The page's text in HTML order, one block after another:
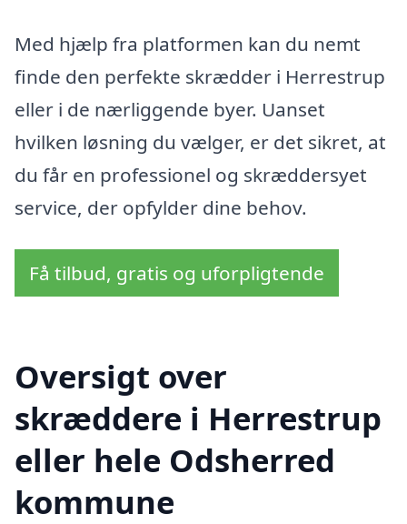
Med hjælp fra platformen kan du nemt
finde den perfekte skrædder i Herrestrup
eller i de nærliggende byer. Uanset
hvilken løsning du vælger, er det sikret, at
du får en professionel og skræddersyet
service, der opfylder dine behov.
Få tilbud, gratis og uforpligtende
Oversigt over
skræddere i Herrestrup
eller hele Odsherred
kommune